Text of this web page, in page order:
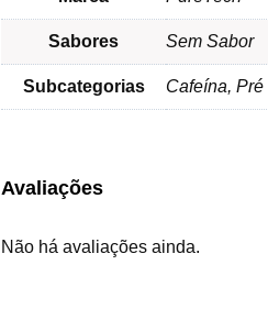
Sabores Sem Sabor
Subcategorias Cafeína, Pré
Avaliações
Não há avaliações ainda.